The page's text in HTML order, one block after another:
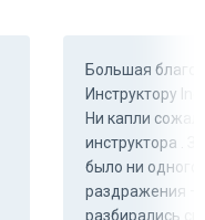
Большая
Инструктору
Ни капли
инструктора .
было ни одного
раздражения —
разбирались